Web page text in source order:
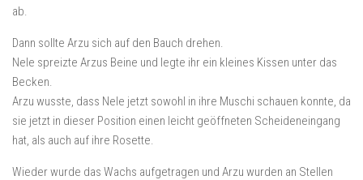
ab.
Dann sollte Arzu sich auf den Bauch drehen.
Nele spreizte Arzus Beine und legte ihr ein kleines Kissen unter das
Becken.
Arzu wusste, dass Nele jetzt sowohl in ihre Muschi schauen konnte, da
sie jetzt in dieser Position einen leicht geöffneten Scheideneingang
hat, als auch auf ihre Rosette.
Wieder wurde das Wachs aufgetragen und Arzu wurden an Stellen